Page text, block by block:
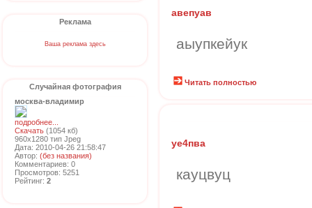
Реклама
Ваша реклама здесь
Случайная фотография
москва-владимир
подробнее...
Скачать (1054 кб)
960x1280 тип Jpeg
Дата: 2010-04-26 21:58:47
Автор: (без названия)
Комментариев: 0
Просмотров: 5251
Рейтинг: 2
авепуав
аыупкейук
Читать полностью
уе4пва
кауцвуц